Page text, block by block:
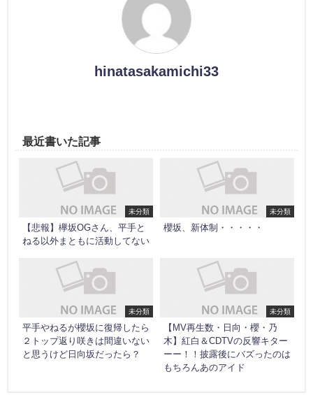
hinatasakamichi33
最近書いた記事
未分類
【悲報】欅坂OGさん、平手と
ねる以外まともに活動してない
未分類
櫻坂、新体制・・・・・
未分類
平手やねるが櫻坂に復帰したら
２トップ返り咲きは間違いない
と思うけど日向坂だったら？
未分類
【MV再生数・日向・櫻・乃
木】紅白＆CDTVの反響キター
ーー！！披露後にバズったのは
もちろんあのアイド